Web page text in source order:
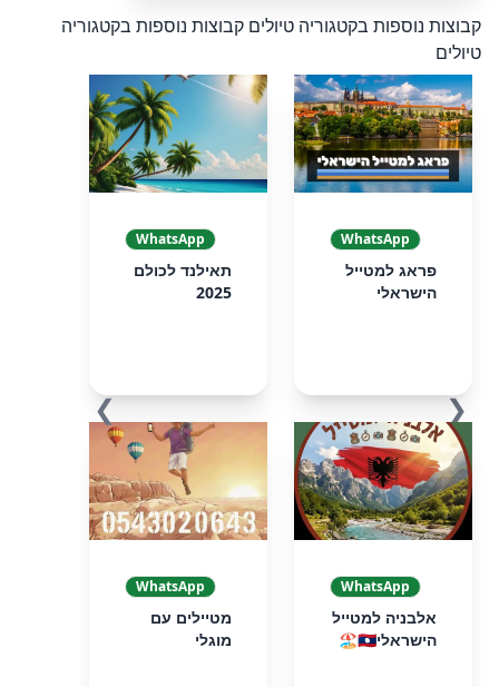
קבוצות נוספות בקטגוריה טיולים קבוצות נוספות בקטגוריה
טיולים
❮
WhatsApp
פראג למטייל
הישראלי
WhatsApp
תאילנד לכולם
2025
WhatsApp
אלבניה למטייל
הישראלי🇦🇱🏖️
WhatsApp
מטיילים עם
מוגלי
❯